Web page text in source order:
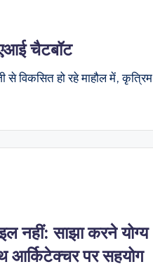
चैटबॉट
विकसित हो रहे माहौल में, कृत्रिम
नहीं: साझा करने योग्य
आर्किटेक्चर पर सहयोग